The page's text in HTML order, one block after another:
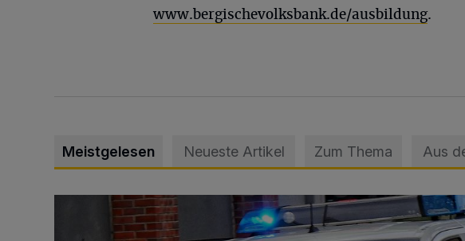
www.bergischevolksbank.de/ausbildung.
Meistgelesen Neueste Artikel Zum Thema Aus
Mann beschädigt Autos in Parkhaus